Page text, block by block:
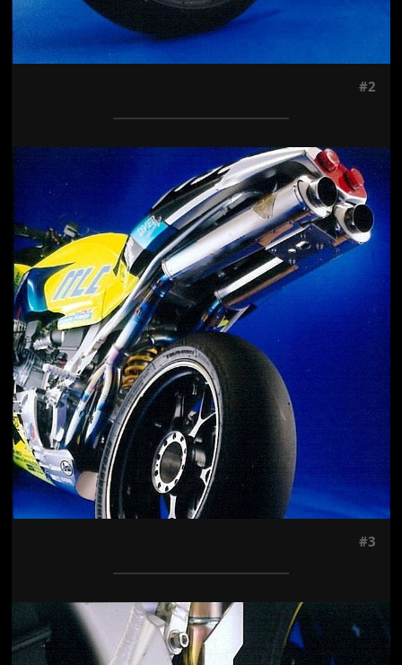
#2
Jön még kép!
#3
Jön még kép!